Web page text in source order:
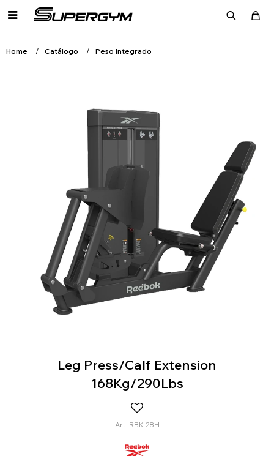

Home Catálogo Peso Integrado
Leg Press/Calf Extension
168Kg/290Lbs
RBK-28H